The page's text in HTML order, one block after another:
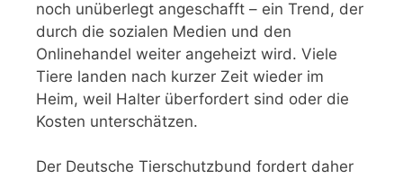
noch unüberlegt angeschafft – ein Trend, der
durch die sozialen Medien und den
Onlinehandel weiter angeheizt wird. Viele
Tiere landen nach kurzer Zeit wieder im
Heim, weil Halter überfordert sind oder die
Kosten unterschätzen.
Der Deutsche Tierschutzbund fordert daher